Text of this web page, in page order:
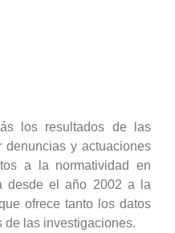
los resultados de las
denuncias y actuaciones
a la normatividad en
desde el año 2002 a la
ofrece tanto los datos
de las investigaciones.